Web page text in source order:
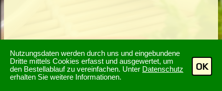
Nutzungsdaten werden durch uns und eingebundene
Dritte mittels Cookies erfasst und ausgewertet, um
den Bestellablauf zu vereinfachen. Unter Datenschutz
erhalten Sie weitere Informationen.
OK